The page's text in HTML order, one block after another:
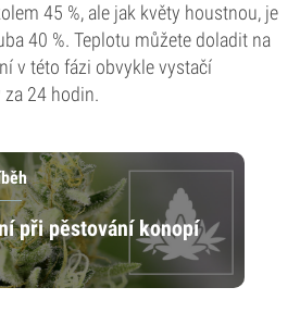
45 %, ale jak květy houstnou, je
40 %. Teplotu můžete doladit na
v této fázi obvykle vystačí
24 hodin.
při pěstování konopí